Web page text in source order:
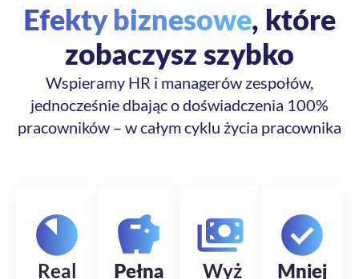
Efekty biznesowe, które
zobaczysz szybko
Wspieramy HR i managerów zespołów,
jednocześnie dbając o doświadczenia 100%
pracowników – w całym cyklu życia pracownika
Real
Pełna
Wyż
Mniej